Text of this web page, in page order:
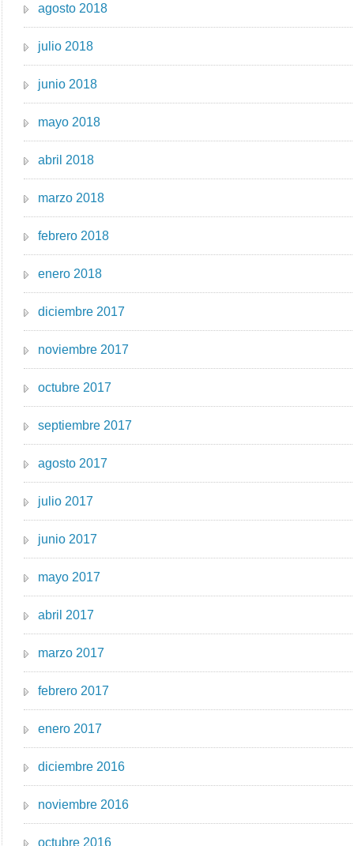
agosto 2018
julio 2018
junio 2018
mayo 2018
abril 2018
marzo 2018
febrero 2018
enero 2018
diciembre 2017
noviembre 2017
octubre 2017
septiembre 2017
agosto 2017
julio 2017
junio 2017
mayo 2017
abril 2017
marzo 2017
febrero 2017
enero 2017
diciembre 2016
noviembre 2016
octubre 2016